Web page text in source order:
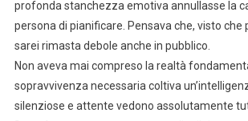
profonda stanchezza emotiva annullasse la
persona di pianificare. Pensava che, visto che
sarei rimasta debole anche in pubblico.
Non aveva mai compreso la realtà
sopravvivenza necessaria coltiva
silenziose e attente vedono assolutamente